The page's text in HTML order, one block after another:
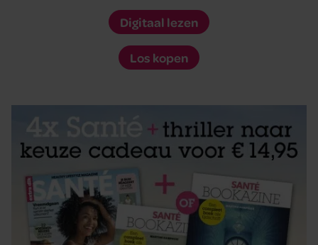
Digitaal lezen
Los kopen